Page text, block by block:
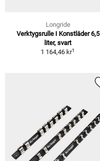
Longride
Verktygsrulle I Konstläder 6,5
liter, svart
1 164,46 kr1